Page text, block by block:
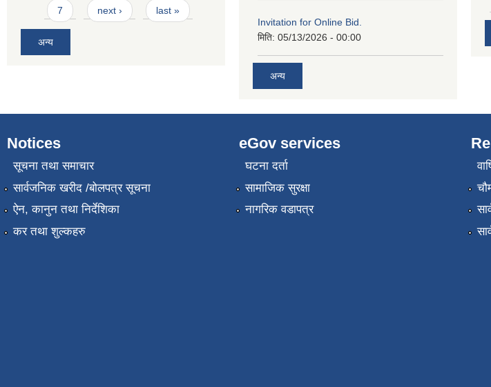
7 next › last »
अन्य
Invitation for Online Bid.
मिति: 05/13/2026 - 00:00
अन्य
Notices
सूचना तथा समाचार
सार्वजनिक खरीद /बोलपत्र सूचना
ऐन, कानुन तथा निर्देशिका
कर तथा शुल्कहरु
eGov services
घटना दर्ता
सामाजिक सुरक्षा
नागरिक वडापत्र